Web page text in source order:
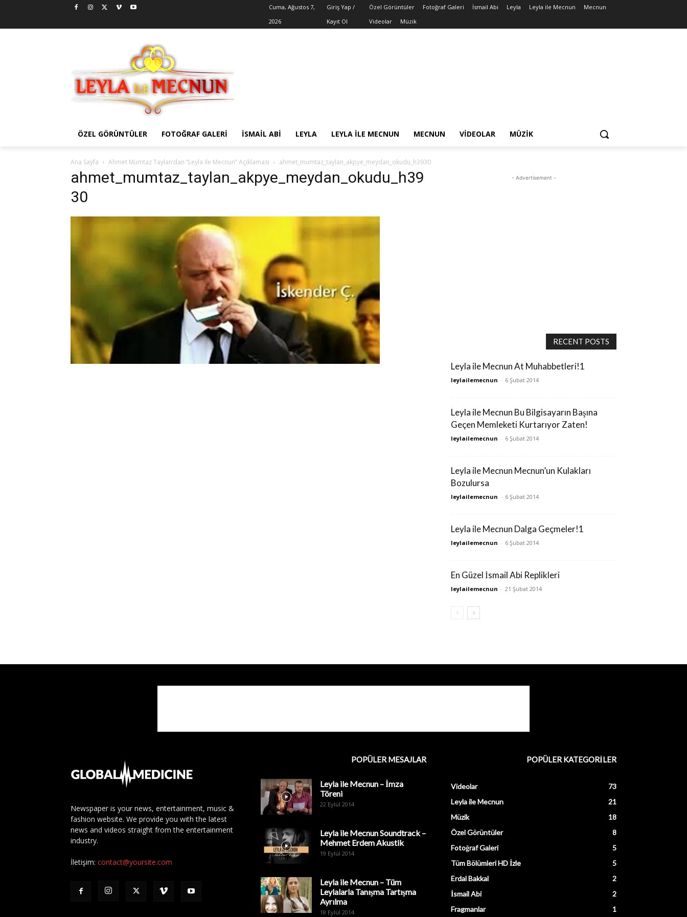
Cuma, Ağustos 7,
2026
Giriş Yap /
Kayıt Ol
Özel Görüntüler Fotoğraf Galeri İsmail Abi Leyla Leyla ile Mecnun
Mecnun
Videolar
Müzik
ÖZEL GÖRÜNTÜLER FOTOĞRAF GALERI İSMAIL ABI LEYLA LEYLA ILE MECNUN MECNUN VIDEOLAR MÜZIK
Ana Sayfa Ahmet Mümtaz Taylan’dan “Leyla ile Mecnun” Açıklaması ahmet_mumtaz_taylan_akpye_meydan_okudu_h3930
ahmet_mumtaz_taylan_akpye_meydan_okudu_h39
30
- Advertisement -
RECENT POSTS
Leyla ile Mecnun At Muhabbetleri!1
leylailemecnun - 6 Şubat 2014
Leyla ile Mecnun Bu Bilgisayarın Başına
Geçen Memleketi Kurtarıyor Zaten!
leylailemecnun - 6 Şubat 2014
Leyla ile Mecnun Mecnun’un Kulakları
Bozulursa
leylailemecnun - 6 Şubat 2014
Leyla ile Mecnun Dalga Geçmeler!1
leylailemecnun - 6 Şubat 2014
En Güzel İsmail Abi Replikleri
leylailemecnun - 21 Şubat 2014
Newspaper is your news, entertainment, music &
fashion website. We provide you with the latest
news and videos straight from the entertainment
industry.
İletişim: contact@yoursite.com
POPÜLER MESAJLAR
Leyla ile Mecnun – İmza
Töreni
22 Eylül 2014
Leyla ile Mecnun Soundtrack –
Mehmet Erdem Akustik
19 Eylül 2014
Leyla ile Mecnun – Tüm
Leylalarla Tanışma Tartışma
Ayrılma
18 Eylül 2014
POPÜLER KATEGORİLER
Videolar
73
Leyla ile Mecnun
21
Müzik
18
Özel Görüntüler
8
Fotoğraf Galeri
5
Tüm Bölümleri HD İzle
5
Erdal Bakkal
2
İsmail Abi
2
Fragmanlar
1